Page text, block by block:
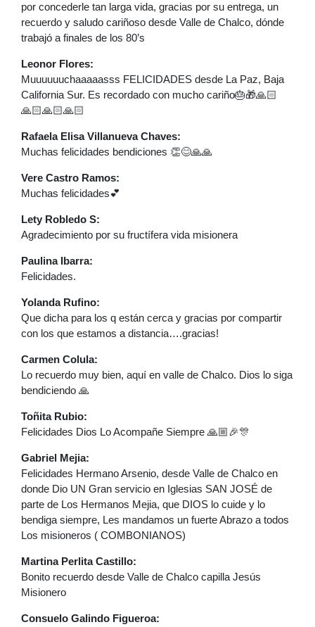
por concederle tan larga vida, gracias por su entrega, un
recuerdo y saludo cariñoso desde Valle de Chalco, dónde
trabajó a finales de los 80’s
Leonor Flores:
Muuuuuuchaaaaasss FELICIDADES desde La Paz, Baja
California Sur. Es recordado con mucho cariño🎂🎁🙏🏻
🙏🏻🙏🏻🙏🏻
Rafaela Elisa Villanueva Chaves:
Muchas felicidades bendiciones 👏😊🙏🙏
Vere Castro Ramos:
Muchas felicidades💕
Lety Robledo S:
Agradecimiento por su fructífera vida misionera
Paulina Ibarra:
Felicidades.
Yolanda Rufino:
Que dicha para los q están cerca y gracias por compartir
con los que estamos a distancia….gracias!
Carmen Colula:
Lo recuerdo muy bien, aquí en valle de Chalco. Dios lo siga
bendiciendo 🙏
Toñita Rubio:
Felicidades Dios Lo Acompañe Siempre 🙏🏼🎉🎊
Gabriel Mejia:
Felicidades Hermano Arsenio, desde Valle de Chalco en
donde Dio UN Gran servicio en Iglesias SAN JOSÉ de
parte de Los Hermanos Mejia, que DIOS lo cuide y lo
bendiga siempre, Les mandamos un fuerte Abrazo a todos
Los misioneros ( COMBONIANOS)
Martina Perlita Castillo:
Bonito recuerdo desde Valle de Chalco capilla Jesús
Misionero
Consuelo Galindo Figueroa: